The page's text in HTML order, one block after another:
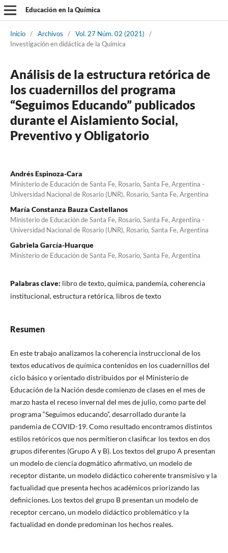
Educación en la Química
Inicio / Archivos / Vol. 27 Núm. 02 (2021)
/
Investigación en didáctica de la Química
Análisis de la estructura retórica de
los cuadernillos del programa
“Seguimos Educando” publicados
durante el Aislamiento Social,
Preventivo y Obligatorio
Andrés Espinoza-Cara
Ministerio de Educación de Santa Fe, Rosario, Santa Fe, Argentina -
Universidad Nacional de Rosario (UNR), Rosario, Santa Fe, Argentina
María Constanza Bauza Castellanos
Ministerio de Educación de Santa Fe, Rosario, Santa Fe, Argentina -
Universidad Nacional de Rosario (UNR), Rosario, Santa Fe, Argentina
Gabriela García-Huarque
Ministerio de Educación de Santa Fe, Rosario, Santa Fe, Argentina
Palabras clave: libro de texto, química, pandemia, coherencia
institucional, estructura retórica, libros de texto
Resumen
En este trabajo analizamos la coherencia instruccional de los
textos educativos de química contenidos en los cuadernillos del
ciclo básico y orientado distribuidos por el Ministerio de
Educación de la Nación desde comienzo de clases en el mes de
marzo hasta el receso invernal del mes de julio, como parte del
programa “Seguimos educando”, desarrollado durante la
pandemia de COVID-19. Como resultado encontramos distintos
estilos retóricos que nos permitieron clasificar los textos en dos
grupos diferentes (Grupo A y B). Los textos del grupo A presentan
un modelo de ciencia dogmático afirmativo, un modelo de
receptor distante, un modelo didáctico coherente transmisivo y la
factualidad que presenta hechos académicos priorizando las
definiciones. Los textos del grupo B presentan un modelo de
receptor cercano, un modelo didáctico problemático y la
factualidad en donde predominan los hechos reales.